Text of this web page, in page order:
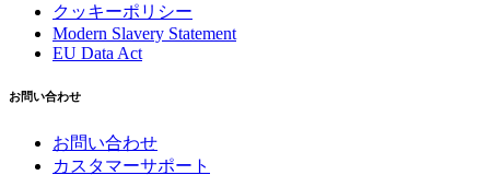
クッキーポリシー
Modern Slavery Statement
EU Data Act
お問い合わせ
お問い合わせ
カスタマーサポート